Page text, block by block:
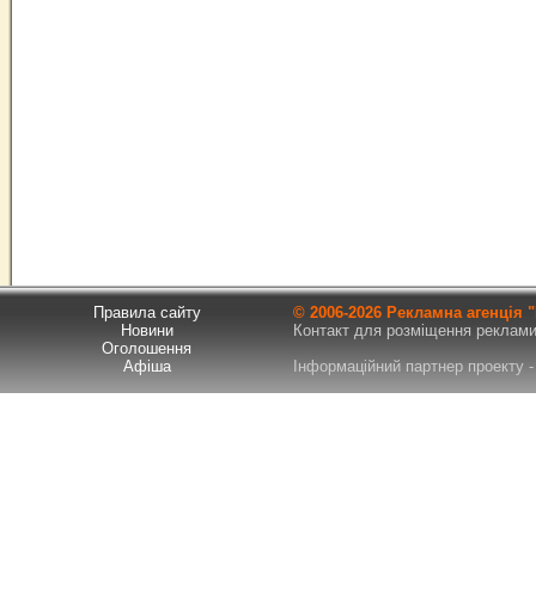
Правила сайту
Новини
Оголошення
Афіша
© 2006-2026 Рекламна
Контакт для розміщення
Інформаційний партнер проекту